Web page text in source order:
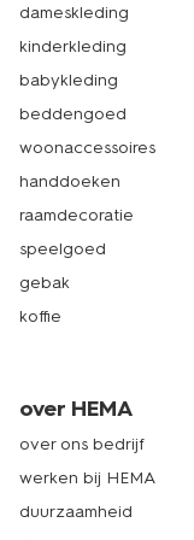
champagneglas
prosecco
Wil je wel een
Italiaanse druif?
frizzante en als
een grotere
cava
Tot slot heb je nog
vindt. Cava kent
fles plaatsvindt.
maar 9 maanden
high tea. Serveer
dameskleding
kinderkleding
babykleding
beddengoed
woonaccessoires
handdoeken
raamdecoratie
speelgoed
gebak
koffie
over HEMA
over ons bedrijf
werken bij HEMA
duurzaamheid